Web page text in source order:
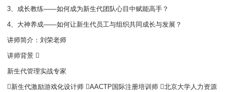
3、成长教练——如何成为新生代团队心目中赋能高手？
4、大神养成——如何让新生代员工与组织共同成长与发展？
讲师简介：刘荣老师
讲师背景 
新生代管理实战专家
新生代激励游戏化设计师 AACTP国际注册培训师 北京大学人力资源